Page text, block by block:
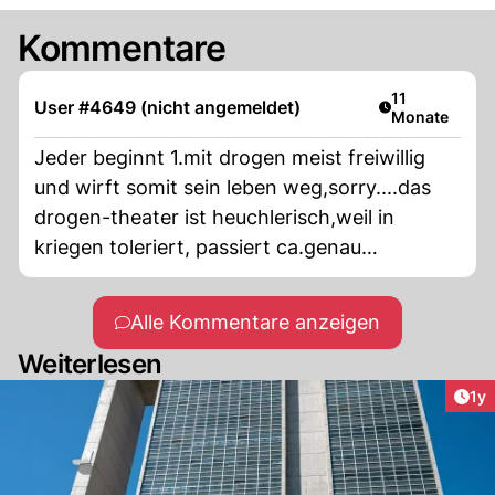
Kommentare
User #4649 (nicht angemeldet) Artikel
11
Monate
Jeder beginnt 1.mit drogen meist freiwillig
und wirft somit sein leben weg,sorry....das
drogen-theater ist heuchlerisch,weil in
kriegen toleriert, passiert ca.genau
dasselbe....
Alle Kommentare anzeigen
Weiterlesen
1y